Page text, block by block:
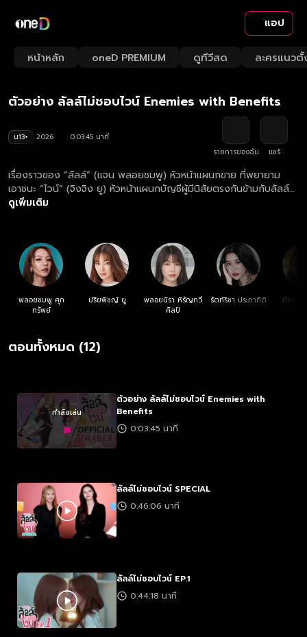
แอป
หน้าหลัก oneD PREMIUM ดูทีวีสด ละครแนวตั้
Loaded:
26.44%
Rate
ตัวอย่าง ลัลล์ไม่ชอบไวน์ Enemies with Benefits
น13+ 2026
0:03:45 นาที
รายการของฉัน
แชร์
เรื่องราวของ “ลัลล์” (แจน พลอยชมพู) หัวหน้าแผนกขาย ที่พยายาม
เอาชนะ “ไวน์” (จิงจิง ยู) หัวหน้าแผนกบัญชีผู้มีนิสัยตรงกันข้ามกับลัลล์
ทุกอย่างแถมขึ้นชื่อเรื่องความใจดำ แต่สถานการณ์กลับพาให้ทั้งคู่กลาย
ใจ จนเกิดเป็นความรักโดยไม่รู้ตัว
ดูเพิ่มเติม
พลอยชมพู ศุภ
ทรัพย์
ปริยพิชญ์ ยู
พลอยนิรา หิรัญทวี
ศิลป์
รัตท์ริชา ประภากิติ ภัชธร
ตอนทั้งหมด (12)
กำลังเล่น
ตัวอย่าง ลัลล์ไม่ชอบไวน์ Enemies with
Benefits
0:03:45 นาที
ลัลล์ไม่ชอบไวน์ SPECIAL
0:46:06 นาที
ลัลล์ไม่ชอบไวน์ EP.1
0:44:18 นาที